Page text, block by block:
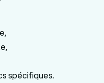
spécifiques.